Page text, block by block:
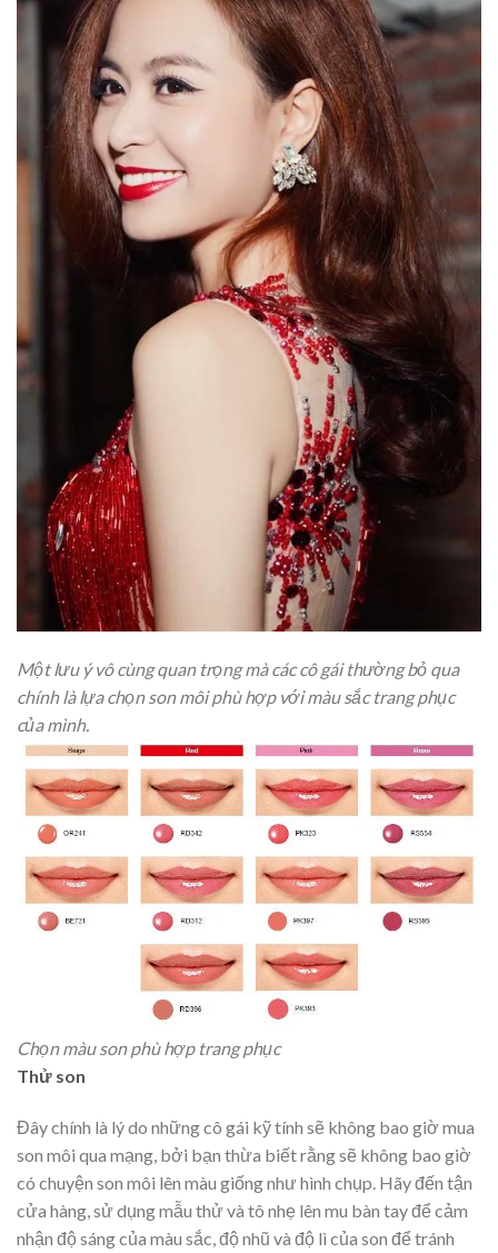
Một lưu ý vô cùng quan trọng mà các cô gái thường bỏ qua
chính là lựa chọn son môi phù hợp với màu sắc trang phục
của mình.
Chọn màu son phù hợp trang phục
Thử son
Đây chính là lý do những cô gái kỹ tính sẽ không bao giờ mua
son môi qua mạng, bởi bạn thừa biết rằng sẽ không bao giờ
có chuyện son môi lên màu giống như hình chụp. Hãy đến tận
cửa hàng, sử dụng mẫu thử và tô nhẹ lên mu bàn tay để cảm
nhận độ sáng của màu sắc, độ nhũ và độ lì của son để tránh